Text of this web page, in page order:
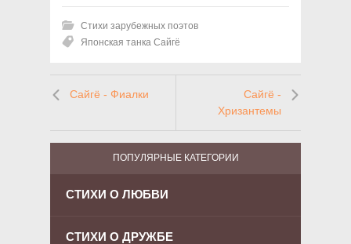
Стихи зарубежных поэтов
Японская танка Сайгё
Сайгё - Фиалки
Сайгё -
Хризантемы
ПОПУЛЯРНЫЕ КАТЕГОРИИ
СТИХИ О ЛЮБВИ
СТИХИ О ДРУЖБЕ